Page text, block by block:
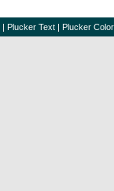
| Plucker Text | Plucker Color